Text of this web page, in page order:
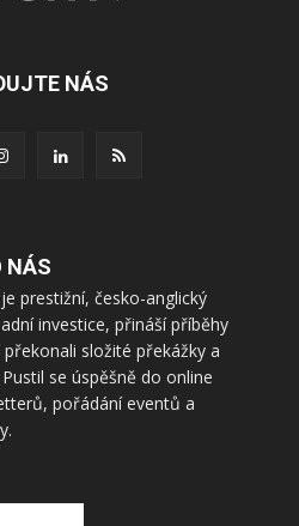
NÁS
NÁS
prestižní, česko-anglický
investice, přináší příběhy
složité překážky a
se úspěšně do online
pořádání eventů a